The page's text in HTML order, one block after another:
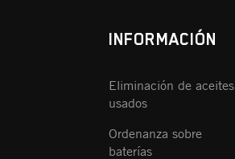
INFORMACIÓN
Eliminación de aceites
usados
Ordenanza sobre
baterías